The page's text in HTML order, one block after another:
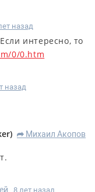
назад
интересно, то
0/0.htm
назад
) R Михаил Акопов
8 лет назад